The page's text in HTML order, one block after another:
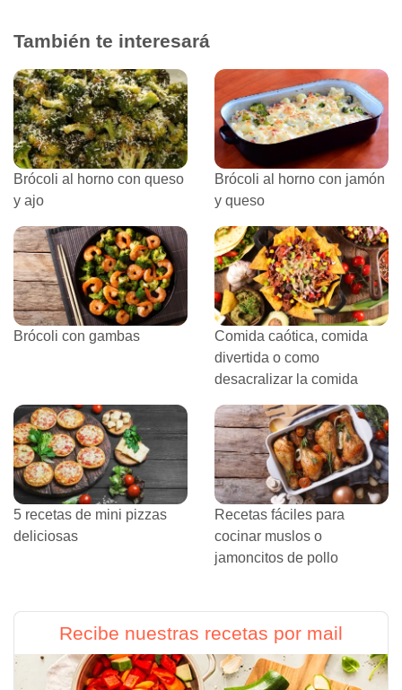
También te interesará
Brócoli al horno con queso
y ajo
Brócoli al horno con jamón
y queso
Brócoli con gambas
Comida caótica, comida
divertida o como
desacralizar la comida
5 recetas de mini pizzas
deliciosas
Recetas fáciles para
cocinar muslos o
jamoncitos de pollo
Recibe nuestras recetas por mail